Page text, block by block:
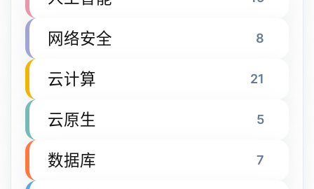
网络安全 8
云计算 21
云原生 5
数据库 7